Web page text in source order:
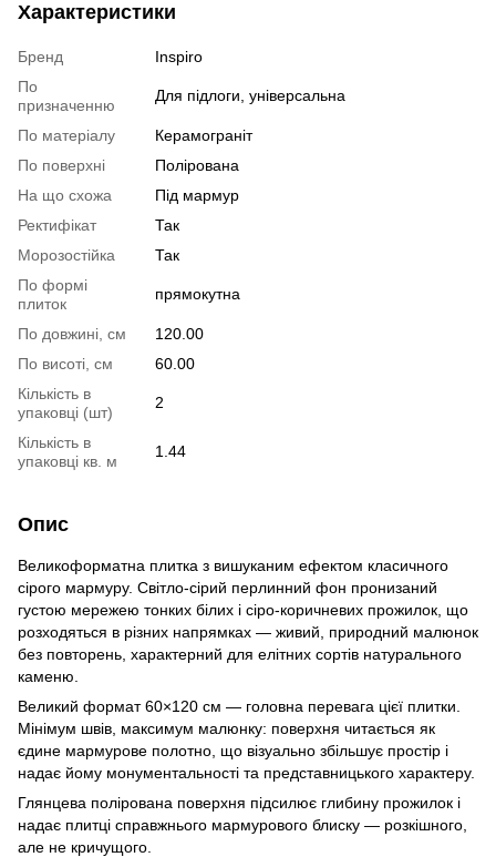
Характеристики
Бренд
Inspiro
По
призначенню
Для підлоги, універсальна
По матеріалу
Керамограніт
По поверхні
Полірована
На що схожа
Під мармур
Ректифікат
Так
Морозостійка
Так
По формі
плиток
прямокутна
По довжині, см
120.00
По висоті, см
60.00
Кількість в
упаковці (шт)
2
Кількість в
упаковці кв. м
1.44
Опис
Великоформатна плитка з вишуканим ефектом класичного
сірого мармуру. Світло-сірий перлинний фон пронизаний
густою мережею тонких білих і сіро-коричневих прожилок, що
розходяться в різних напрямках — живий, природний малюнок
без повторень, характерний для елітних сортів натурального
каменю.
Великий формат 60×120 см — головна перевага цієї плитки.
Мінімум швів, максимум малюнку: поверхня читається як
єдине мармурове полотно, що візуально збільшує простір і
надає йому монументальності та представницького характеру.
Глянцева полірована поверхня підсилює глибину прожилок і
надає плитці справжнього мармурового блиску — розкішного,
але не кричущого.